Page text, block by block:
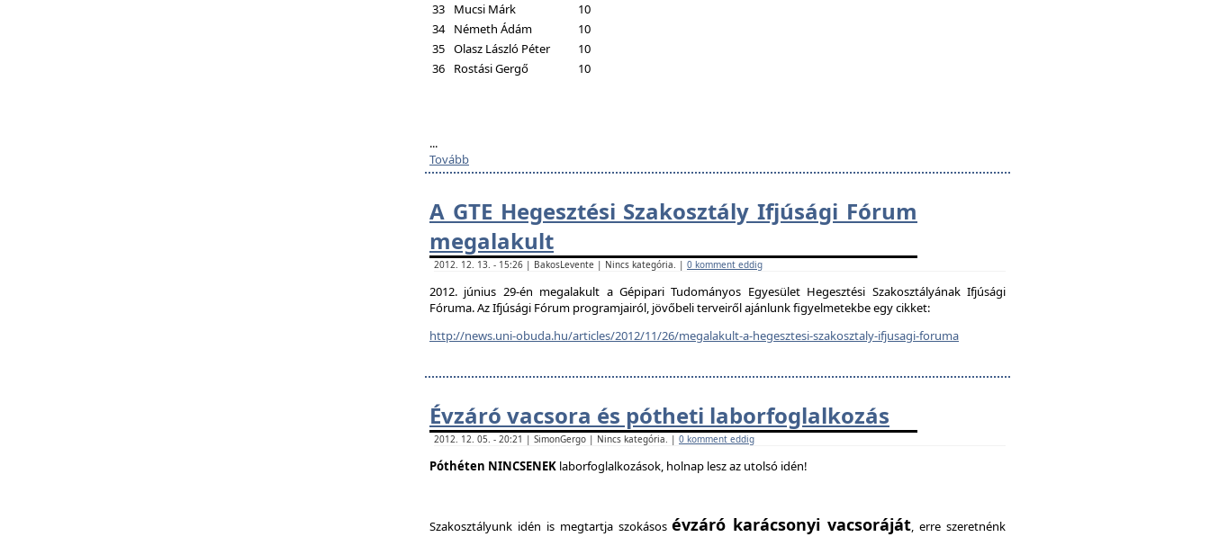
33
Mucsi Márk
10
34
Németh Ádám
10
35 Olasz László Péter
10
36
Rostási Gergő 10
...
Tovább
A GTE Hegesztési Szakosztály Ifjúsági Fórum
megalakult
2012. 12. 13. - 15:26 | BakosLevente | Nincs kategória. | 0 komment eddig
2012. június 29-én megalakult a Gépipari Tudományos Egyesület Hegesztési Szakosztályának Ifjúsági
Fóruma. Az Ifjúsági Fórum programjairól, jövőbeli terveiről ajánlunk figyelmetekbe egy cikket:
http://news.uni-obuda.hu/articles/2012/11/26/megalakult-a-hegesztesi-szakosztaly-ifjusagi-foruma
Évzáró vacsora és pótheti laborfoglalkozás
2012. 12. 05. - 20:21 | SimonGergo | Nincs kategória. | 0 komment eddig
Póthéten NINCSENEK laborfoglalkozások, holnap lesz az utolsó idén!
Szakosztályunk idén is megtartja szokásosévzáró karácsonyi vacsoráját, erre szeretnénk